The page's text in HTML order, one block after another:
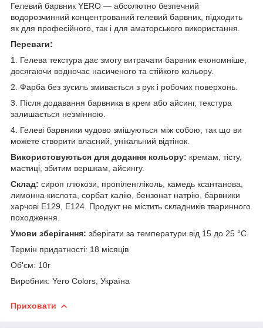
Гелевий барвник YERO — абсолютно безпечний
водорозчинний концентрований гелевий барвник, підходить
як для професійного, так і для аматорського використання.
Переваги:
1. Гелева текстура дає змогу витрачати барвник економніше,
досягаючи водночас насиченого та стійкого кольору.
2. Фарба без зусиль змивається з рук і робочих поверхонь.
3. Після додавання барвника в крем або айсинг, текстура
залишається незмінною.
4. Гелеві барвники чудово змішуються між собою, так що ви
можете створити власний, унікальний відтінок.
Використовуються для додання кольору: кремам, тісту,
мастиці, збитим вершкам, айсингу.
Склад: сироп глюкози, пропіленгліколь, камедь ксантанова,
лимонна кислота, сорбат калію, бензонат натрію, барвники
харчові Е129, Е124. Продукт не містить складників тваринного
походження.
Умови зберігання: зберігати за температури від 15 до 25 °C.
Термін придатності: 18 місяців
Об'єм: 10г
Виробник: Yero Colors, Україна
Приховати